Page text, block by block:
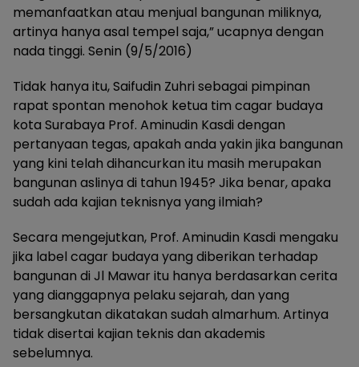
memanfaatkan atau menjual bangunan miliknya,
artinya hanya asal tempel saja,” ucapnya dengan
nada tinggi. Senin (9/5/2016)
Tidak hanya itu, Saifudin Zuhri sebagai pimpinan
rapat spontan menohok ketua tim cagar budaya
kota Surabaya Prof. Aminudin Kasdi dengan
pertanyaan tegas, apakah anda yakin jika bangunan
yang kini telah dihancurkan itu masih merupakan
bangunan aslinya di tahun 1945? Jika benar, apaka
sudah ada kajian teknisnya yang ilmiah?
Secara mengejutkan, Prof. Aminudin Kasdi mengaku
jika label cagar budaya yang diberikan terhadap
bangunan di Jl Mawar itu hanya berdasarkan cerita
yang dianggapnya pelaku sejarah, dan yang
bersangkutan dikatakan sudah almarhum. Artinya
tidak disertai kajian teknis dan akademis
sebelumnya.